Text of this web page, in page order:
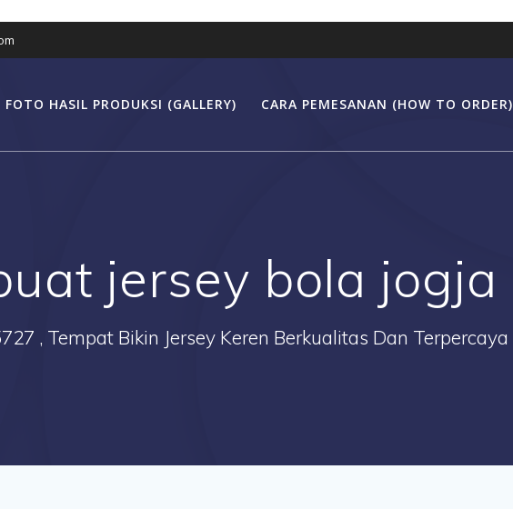
FOTO HASIL PRODUKSI (GALLERY) CARA PEMESANAN (HOW TO ORDER)
jersey bola jogja
, Tempat Bikin Jersey Keren Berkualitas Dan Terpercaya